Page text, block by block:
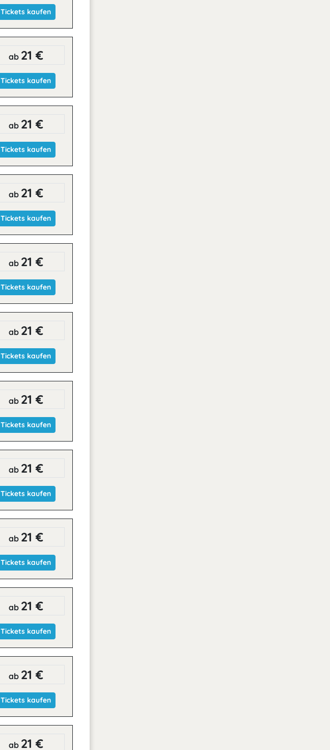
Tickets kaufen
ab 21 €
Tickets kaufen
ab 21 €
Tickets kaufen
ab 21 €
Tickets kaufen
ab 21 €
Tickets kaufen
ab 21 €
Tickets kaufen
ab 21 €
Tickets kaufen
ab 21 €
Tickets kaufen
ab 21 €
Tickets kaufen
ab 21 €
Tickets kaufen
ab 21 €
Tickets kaufen
ab 21 €